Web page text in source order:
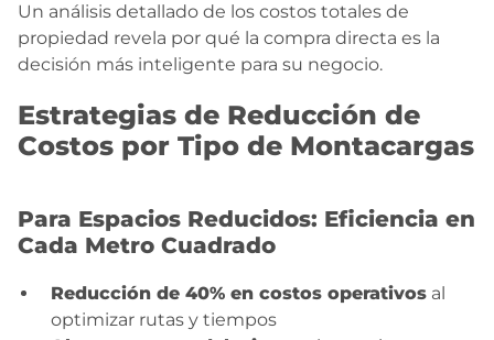
Un análisis detallado de los costos totales de
propiedad revela por qué la compra directa es la
decisión más inteligente para su negocio.
Estrategias de Reducción de
Costos por Tipo de Montacargas
Para Espacios Reducidos: Eficiencia en
Cada Metro Cuadrado
Reducción de 40% en costos operativos al
optimizar rutas y tiempos